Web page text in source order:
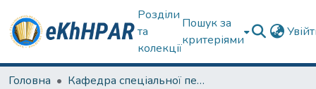
Розділи
та
колекції
Пошук за
критеріями
Головна
Кафедра спеціальної педагогіки і психології та інклюзивної освіти